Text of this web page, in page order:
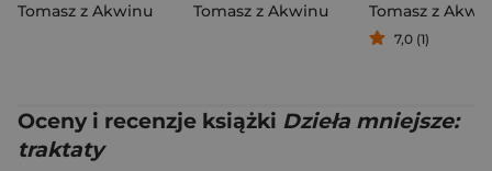
Tomasz z Akwinu
Tomasz z Akwinu
Tomasz z
7,0 (1)
Oceny i recenzje książki Dzieła mniejsze:
traktaty